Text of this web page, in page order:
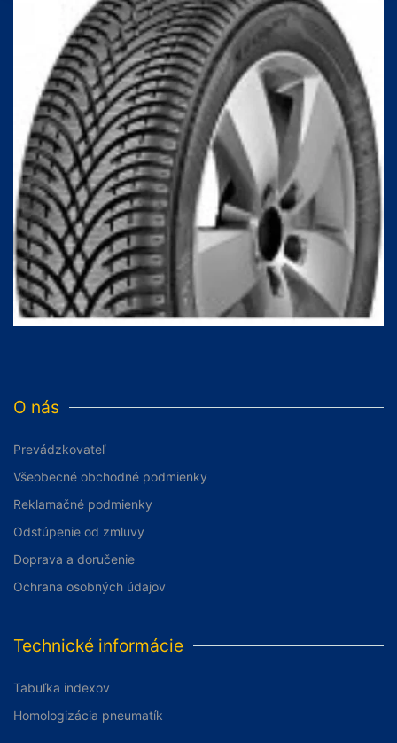
O nás
Prevádzkovateľ
Všeobecné obchodné podmienky
Reklamačné podmienky
Odstúpenie od zmluvy
Doprava a doručenie
Ochrana osobných údajov
Technické informácie
Tabuľka indexov
Homologizácia pneumatík